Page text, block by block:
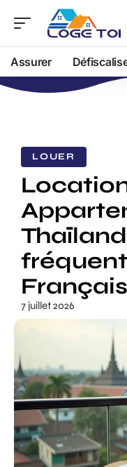
Assurer
LOUER
7 juillet 2026